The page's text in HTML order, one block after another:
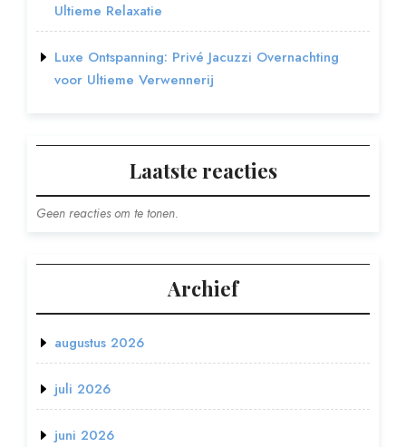
Ultieme Relaxatie
Luxe Ontspanning: Privé Jacuzzi Overnachting
voor Ultieme Verwennerij
Laatste reacties
Geen reacties om te tonen.
Archief
augustus 2026
juli 2026
juni 2026